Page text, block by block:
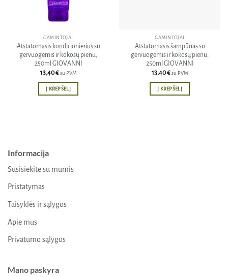
GAMINTOJAI
Atstatomasis kondicionierius su
gervuogėmis ir kokosų pienu,
250ml GIOVANNI
13,40€ su PVM
Į KREPŠELĮ
GAMINTOJAI
Atstatomasis šampūnas su
gervuogėmis ir kokosų pienu,
250ml GIOVANNI
13,40€ su PVM
Į KREPŠELĮ
Informacija
Susisiekite su mumis
Pristatymas
Taisyklės ir sąlygos
Apie mus
Privatumo sąlygos
Mano paskyra